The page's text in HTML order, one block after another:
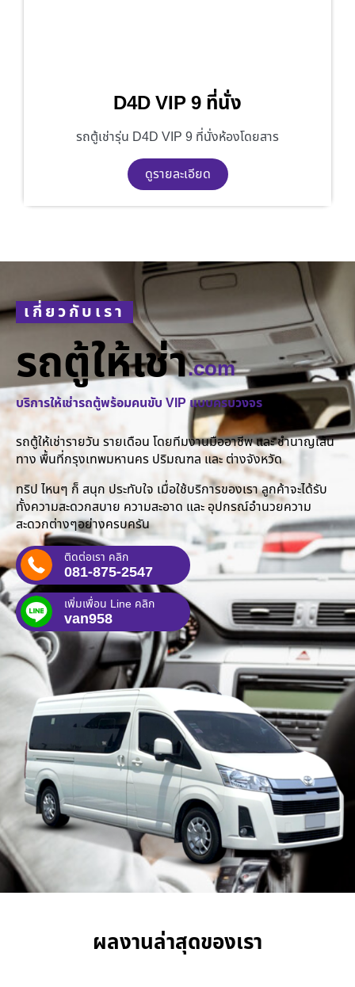
D4D VIP 9 ที่นั่ง
รถตู้เช่ารุ่น D4D VIP 9 ที่นั่งห้องโดยสาร
ดูรายละเอียด
เกี่ยวกับเรา
รถตู้ให้เช่า.com
บริการให้เช่ารถตู้พร้อมคนขับ VIP แบบครบวงจร
รถตู้ให้เช่ารายวัน รายเดือน โดยทีมงานมืออาชีพ และ ชำนาญเส้น
ทาง พื้นที่กรุงเทพมหานคร ปริมณฑล และ ต่างจังหวัด
ทริป ไหนๆ ก็ สนุก ประทับใจ เมื่อใช้บริการของเรา ลูกค้าจะได้รับ
ทั้งความสะดวกสบาย ความสะอาด และ อุปกรณ์อำนวยความ
สะดวกต่างๆอย่างครบครัน
ติดต่อเรา คลิก
081-875-2547
เพิ่มเพื่อน Line คลิก
van958
ผลงานล่าสุดของเรา